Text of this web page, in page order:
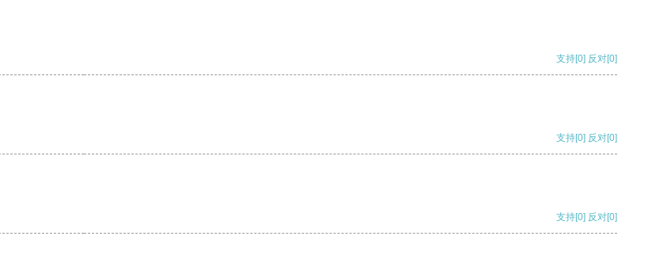
支持[0] 反对[0]
支持[0] 反对[0]
支持[0] 反对[0]